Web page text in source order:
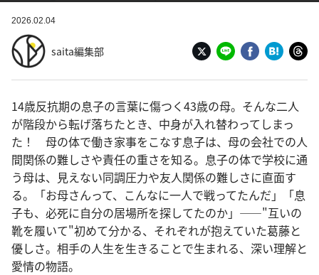
2026.02.04
saita編集部
14歳反抗期の息子の言葉に傷つく43歳の母。そんな二人
が階段から転げ落ちたとき、中身が入れ替わってしまっ
た！ 母の体で働き家事をこなす息子は、母の会社での人
間関係の難しさや責任の重さを知る。息子の体で学校に通
う母は、見えない同調圧力や友人関係の難しさに直面す
る。「お母さんって、こんなに一人で戦ってたんだ」「息
子も、必死に自分の居場所を探してたのか」——"互いの
靴を履いて"初めて分かる、それぞれが抱えていた葛藤と
優しさ。相手の人生を生きることで生まれる、深い理解と
愛情の物語。